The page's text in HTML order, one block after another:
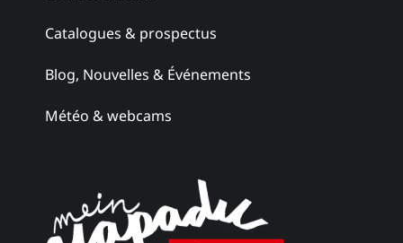
Catalogues & prospectus
Blog, Nouvelles & Événements
Météo & webcams